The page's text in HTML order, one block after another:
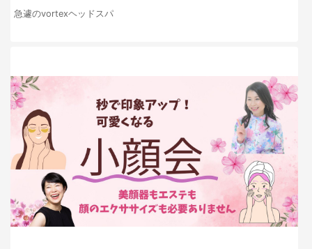
急遽のvortexヘッドスパ